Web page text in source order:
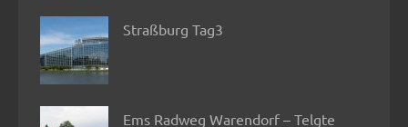
Straßburg Tag3
Ems Radweg Warendorf – Telgte